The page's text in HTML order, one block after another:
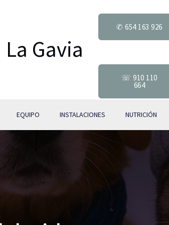
Gavia
✆ 654 163 926
☏ 910 110
664
EQUIPO INSTALACIONES NUTRICIÓN